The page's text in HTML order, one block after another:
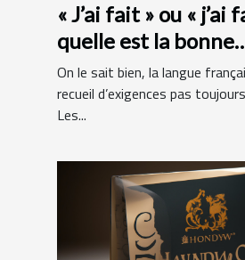
« J’ai fait » ou « j’ai
quelle est la bonne
orthographe ?
On le sait bien, la langue
recueil d’exigences pas
Les...